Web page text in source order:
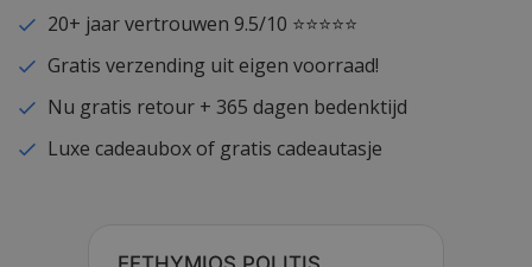
20+ jaar vertrouwen 9.5/10 ⭐⭐⭐⭐⭐
Gratis verzending uit eigen voorraad!
Nu gratis retour + 365 dagen bedenktijd
Luxe cadeaubox of gratis cadeautasje